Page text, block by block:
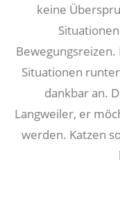
keine
Situationen
dankbar an.
Langweiler, er
werden. Katzen